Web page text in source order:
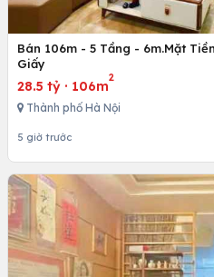
Bán 106m - 5 Tầng - 6m.Mặt
Giấy
28.5 tỷ · 106m
2
Thành phố Hà Nội
5 giờ trước